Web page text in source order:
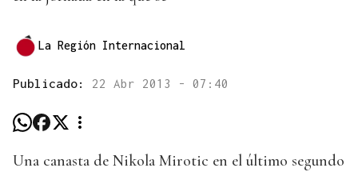
La Región Internacional
Publicado: 22 Abr 2013 - 07:40
Una canasta de Nikola Mirotic en el último segundo